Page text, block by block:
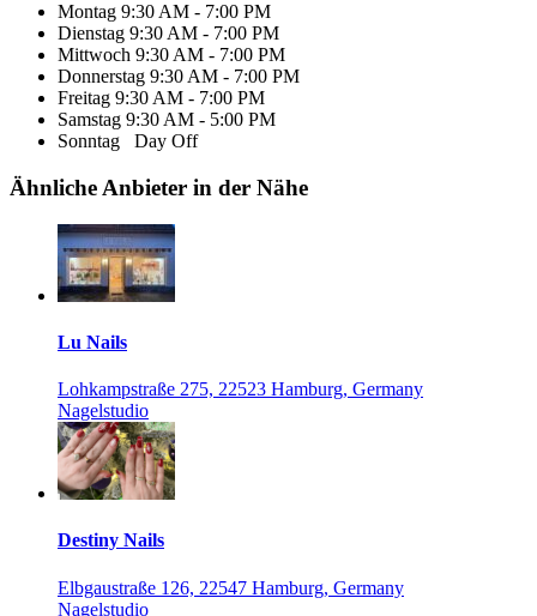
Montag 9:30 AM - 7:00 PM
Dienstag 9:30 AM - 7:00 PM
Mittwoch 9:30 AM - 7:00 PM
Donnerstag 9:30 AM - 7:00 PM
Freitag 9:30 AM - 7:00 PM
Samstag 9:30 AM - 5:00 PM
Sonntag Day Off
Ähnliche Anbieter in der Nähe
Lu Nails
Lohkampstraße 275, 22523 Hamburg, Germany
Nagelstudio
Destiny Nails
Elbgaustraße 126, 22547 Hamburg, Germany
Nagelstudio